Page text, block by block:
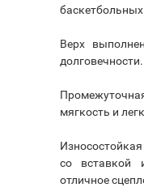
Верх
долговечности.
мягкость и
со вставкой
отличное